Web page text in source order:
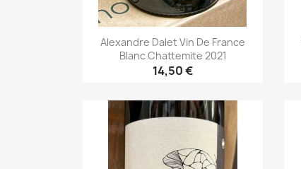
Alexandre Dalet Vin De France
Blanc Chattemite 2021
14,50 €
Aperçu rapide